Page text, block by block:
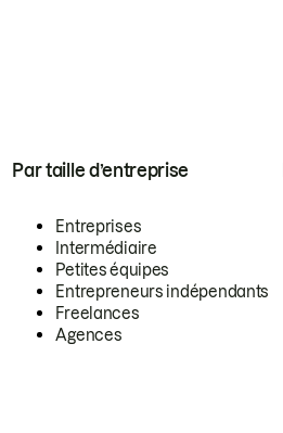
Par taille d’entreprise
Entreprises
Intermédiaire
Petites équipes
Entrepreneurs indépendants
Freelances
Agences